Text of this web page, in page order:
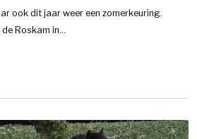
ook dit jaar weer een zomerkeuring.
Roskam in...